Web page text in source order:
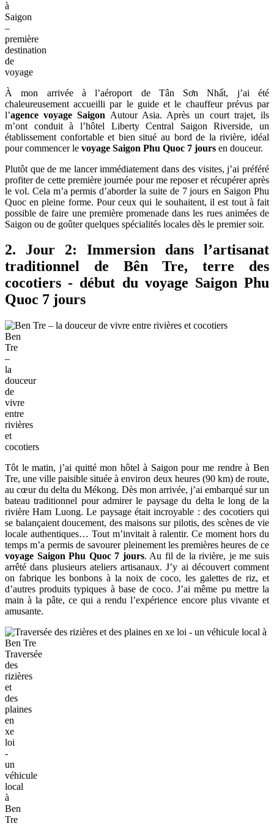
à
Saigon
–
première
destination
de
voyage
À mon arrivée à l’aéroport de Tân Sơn Nhất, j’ai été
chaleureusement accueilli par le guide et le chauffeur prévus par
l’agence voyage Saigon Autour Asia. Après un court trajet, ils
m’ont conduit à l’hôtel Liberty Central Saigon Riverside, un
établissement confortable et bien situé au bord de la rivière, idéal
pour commencer le voyage Saigon Phu Quoc 7 jours en douceur.
Plutôt que de me lancer immédiatement dans des visites, j’ai préféré
profiter de cette première journée pour me reposer et récupérer après
le vol. Cela m’a permis d’aborder la suite de 7 jours en Saigon Phu
Quoc en pleine forme. Pour ceux qui le souhaitent, il est tout à fait
possible de faire une première promenade dans les rues animées de
Saigon ou de goûter quelques spécialités locales dès le premier soir.
2. Jour 2: Immersion dans l’artisanat
traditionnel de Bên Tre, terre des
cocotiers - début du voyage Saigon Phu
Quoc 7 jours
Ben
Tre
–
la
douceur
de
vivre
entre
rivières
et
cocotiers
Tôt le matin, j’ai quitté mon hôtel à Saigon pour me rendre à Ben
Tre, une ville paisible située à environ deux heures (90 km) de route,
au cœur du delta du Mékong. Dès mon arrivée, j’ai embarqué sur un
bateau traditionnel pour admirer le paysage du delta le long de la
rivière Ham Luong. Le paysage était incroyable : des cocotiers qui
se balançaient doucement, des maisons sur pilotis, des scènes de vie
locale authentiques… Tout m’invitait à ralentir. Ce moment hors du
temps m’a permis de savourer pleinement les premières heures de ce
voyage Saigon Phu Quoc 7 jours. Au fil de la rivière, je me suis
arrêté dans plusieurs ateliers artisanaux. J’y ai découvert comment
on fabrique les bonbons à la noix de coco, les galettes de riz, et
d’autres produits typiques à base de coco. J’ai même pu mettre la
main à la pâte, ce qui a rendu l’expérience encore plus vivante et
amusante.
Traversée
des
rizières
et
des
plaines
en
xe
loi
-
un
véhicule
local
à
Ben
Tre